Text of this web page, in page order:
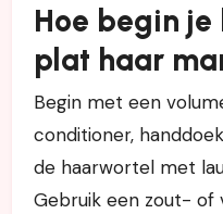
Hoe begin
plat haar
Begin met een
conditioner,
de haarwortel met
Gebruik een zout- of